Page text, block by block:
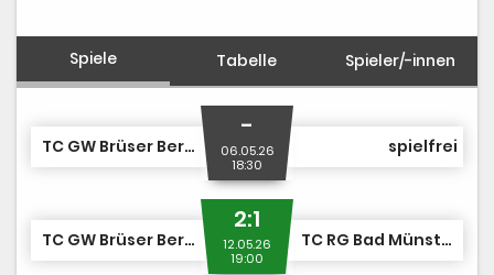
Spiele Tabelle Spieler/-innen
TC GW Brüser Berg 1
-
06.05.26
18:30
spielfrei
TC GW Brüser Berg 1
2:1
12.05.26
19:00
TC RG Bad Münstereifel 1